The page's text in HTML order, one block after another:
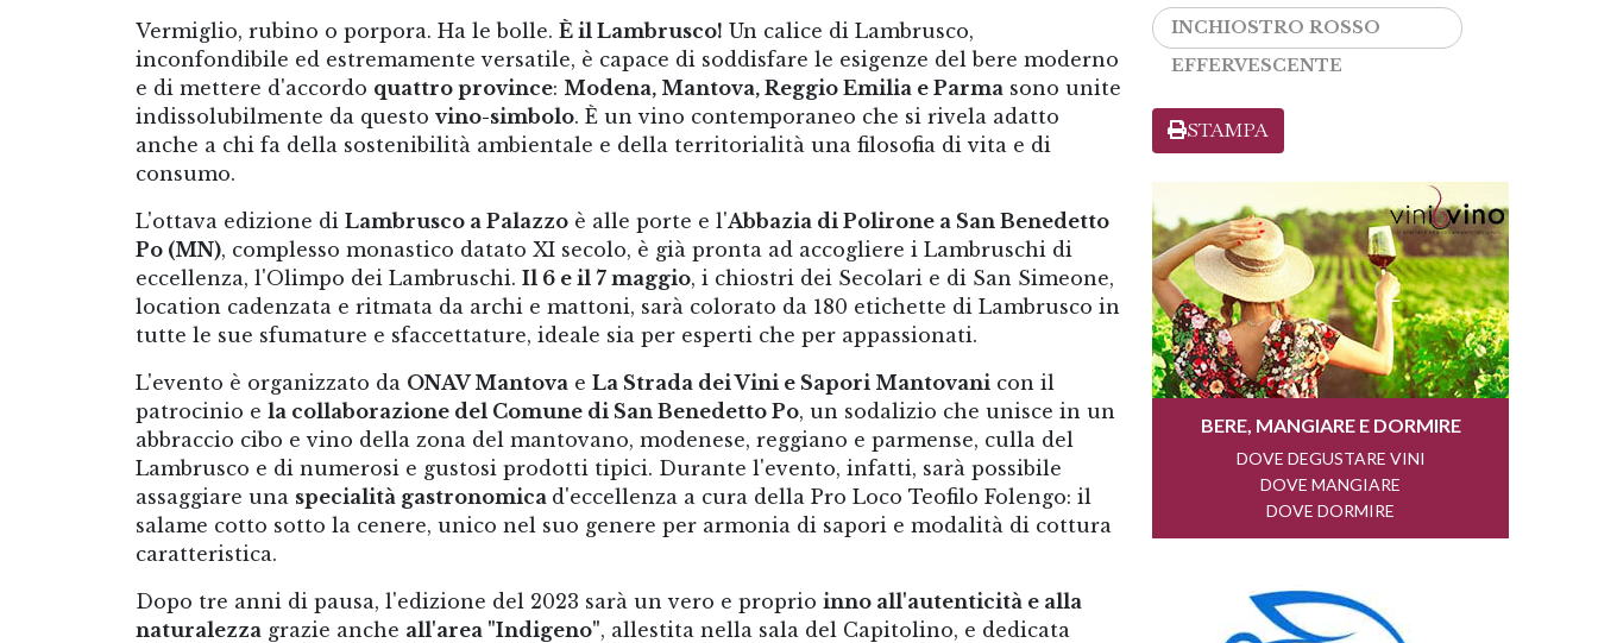
Vermiglio, rubino o porpora. Ha le bolle. È il Lambrusco! Un calice di Lambrusco,
inconfondibile ed estremamente versatile, è capace di soddisfare le esigenze del bere moderno
e di mettere d'accordo quattro province: Modena, Mantova, Reggio Emilia e Parma sono unite
indissolubilmente da questo vino-simbolo. È un vino contemporaneo che si rivela adatto
anche a chi fa della sostenibilità ambientale e della territorialità una filosofia di vita e di
consumo.
L'ottava edizione di Lambrusco a Palazzo è alle porte e l'Abbazia di Polirone a San Benedetto
Po (MN), complesso monastico datato XI secolo, è già pronta ad accogliere i Lambruschi di
eccellenza, l'Olimpo dei Lambruschi. Il 6 e il 7 maggio, i chiostri dei Secolari e di San Simeone,
location cadenzata e ritmata da archi e mattoni, sarà colorato da 180 etichette di Lambrusco in
tutte le sue sfumature e sfaccettature, ideale sia per esperti che per appassionati.
L'evento è organizzato da ONAV Mantova e La Strada dei Vini e Sapori Mantovani con il
patrocinio e la collaborazione del Comune di San Benedetto Po, un sodalizio che unisce in un
abbraccio cibo e vino della zona del mantovano, modenese, reggiano e parmense, culla del
Lambrusco e di numerosi e gustosi prodotti tipici. Durante l'evento, infatti, sarà possibile
assaggiare una specialità gastronomica d'eccellenza a cura della Pro Loco Teofilo Folengo: il
salame cotto sotto la cenere, unico nel suo genere per armonia di sapori e modalità di cottura
caratteristica.
Dopo tre anni di pausa, l'edizione del 2023 sarà un vero e proprio inno all'autenticità e alla
naturalezza grazie anche all'area "Indigeno", allestita nella sala del Capitolino, e dedicata
INCHIOSTRO ROSSO
EFFERVESCENTE
STAMPA